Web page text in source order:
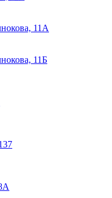
11А
11Б